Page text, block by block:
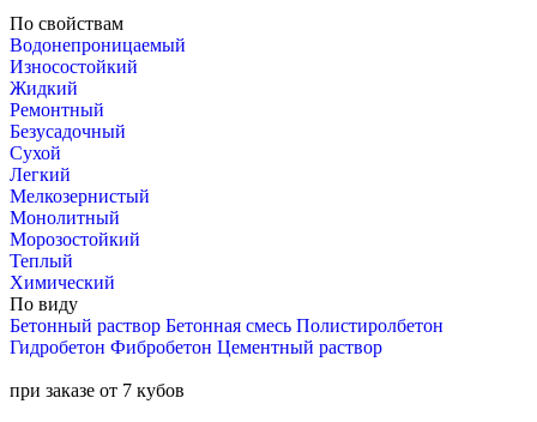
По свойствам
Водонепроницаемый
Износостойкий
Жидкий
Ремонтный
Безусадочный
Сухой
Легкий
Мелкозернистый
Монолитный
Морозостойкий
Теплый
Химический
По виду
Бетонный раствор Бетонная смесь Полистиролбетон
Гидробетон Фибробетон Цементный раствор
при заказе от 7 кубов